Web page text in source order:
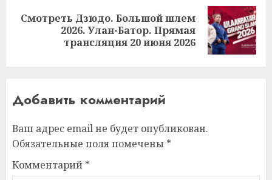
Следующая
Смотреть Дзюдо. Большой шлем
2026. Улан-Батор. Прямая
трансляция 20 июня 2026
Добавить комментарий
Ваш адрес email не будет опубликован.
Обязательные поля помечены *
Комментарий *